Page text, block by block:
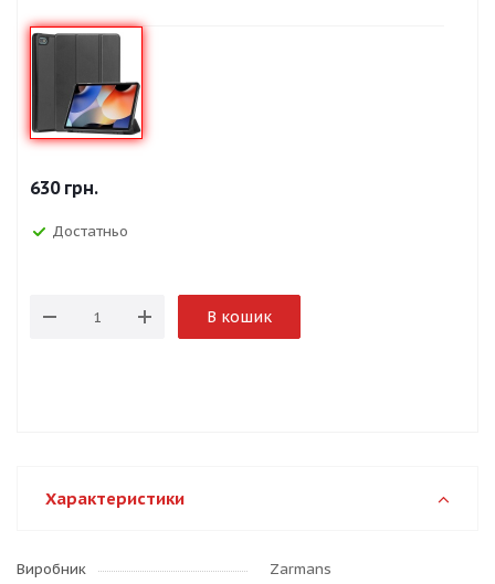
630грн.
Достатньо
В кошик
Характеристики
Виробник
Zarmans